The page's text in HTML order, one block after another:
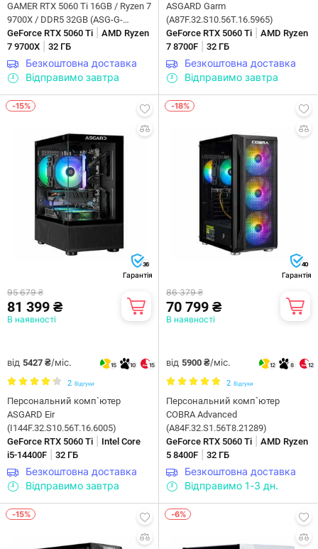
GAMER RTX 5060 Ti 16GB / Ryzen 7
9700X / DDR5 32GB (ASG-G-
5060T16-7509)
GeForce RTX 5060 Ti
AMD Ryzen
7 9700X
32 ГБ
Безкоштовна доставка
Відправимо завтра
ASGARD Garm
(A87F.32.S10.56T.16.5965)
GeForce RTX 5060 Ti
AMD Ryzen
7 8700F
32 ГБ
Безкоштовна доставка
Відправимо завтра
-15%
36
Гарантія
95 679 ₴
81 399 ₴
В наявності
від 5427 ₴/міс. 15 10 15
2 Відгуки
Персональний комп`ютер
ASGARD Eir
(I144F.32.S10.56T.16.6005)
GeForce RTX 5060 Ti
Intel Core
i5-14400F
32 ГБ
Безкоштовна доставка
Відправимо завтра
-18%
40
Гарантія
86 379 ₴
70 799 ₴
В наявності
від 5900 ₴/міс. 12 8 12
2 Відгуки
Персональний комп`ютер
COBRA Advanced
(A84F.32.S1.56T8.21289)
GeForce RTX 5060 Ti
AMD Ryzen
5 8400F
32 ГБ
Безкоштовна доставка
Відправимо 1-3 дн.
-15% -6%